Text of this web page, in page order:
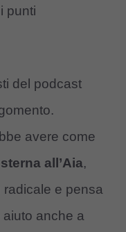
punti
del podcast
avere come
all’Aia,
e pensa
anche a